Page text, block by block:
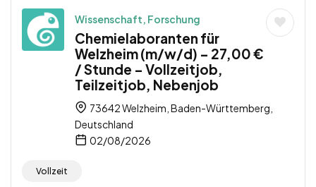
Wissenschaft, Forschung
Chemielaboranten für
Welzheim (m/w/d) – 27,00 €
/ Stunde – Vollzeitjob,
Teilzeitjob, Nebenjob
73642 Welzheim, Baden-Württemberg,
Deutschland
02/08/2026
Vollzeit